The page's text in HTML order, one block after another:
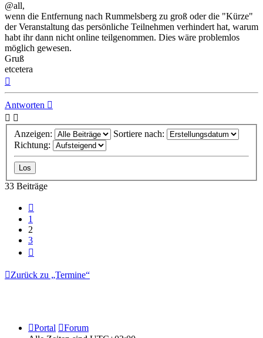
@all,
wenn die Entfernung nach Rummelsberg zu groß oder die "Kürze"
der Veranstaltung das persönliche Teilnehmen verhindert hat, warum
habt ihr dann nicht online teilgenommen. Dies wäre problemlos
möglich gewesen.
Gruß
etcetera
Antworten
Anzeigen:
Sortiere nach:
Richtung:
33 Beiträge
1
2
3
Zurück zu „Termine“
Portal
Forum